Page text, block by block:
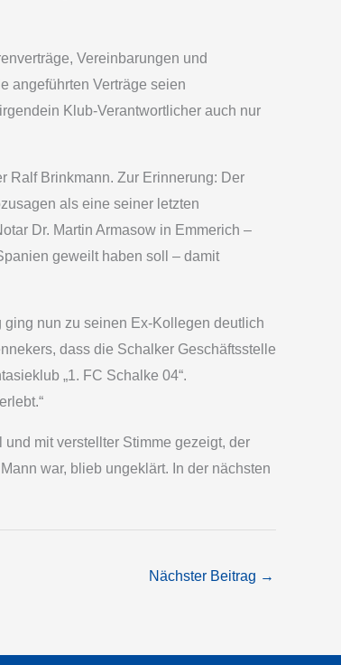
Vereinbarungen und
angeführten Verträge seien
Klub-Verantwortlicher auch nur
Ralf Brinkmann. Zur Erinnerung: Der
als eine seiner letzten
Dr. Martin Armasow in Emmerich –
geweilt haben soll – damit
nun zu seinen Ex-Kollegen deutlich
dass die Schalker Geschäftsstelle
„1. FC Schalke 04“.
mit verstellter Stimme gezeigt, der
war, blieb ungeklärt. In der nächsten
Nächster Beitrag →